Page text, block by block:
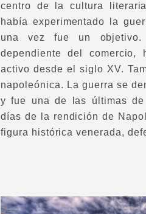
centro de la cultura
había experimentado la
una vez fue un objetivo.
dependiente del comercio,
activo desde el siglo XV.
napoleónica. La guerra se
y fue una de las últimas
días de la rendición de
figura histórica venerada,